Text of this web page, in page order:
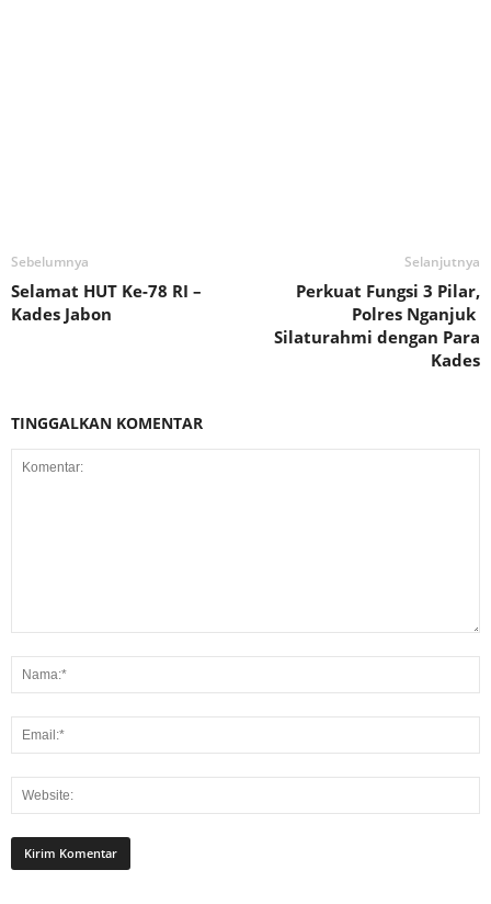
Sebelumnya
Selamat HUT Ke-78 RI –
Kades Jabon
Selanjutnya
Perkuat Fungsi 3 Pilar,
Polres Nganjuk
Silaturahmi dengan Para
Kades
TINGGALKAN KOMENTAR